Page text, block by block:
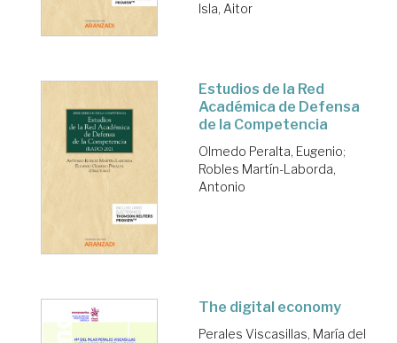
Isla, Aitor
Estudios de la Red
Académica de Defensa
de la Competencia
Olmedo Peralta, Eugenio;
Robles Martín-Laborda,
Antonio
The digital economy
Perales Viscasillas, María del